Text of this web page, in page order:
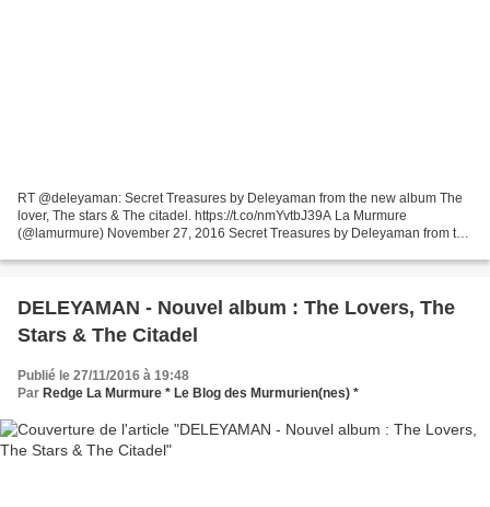
RT @deleyaman: Secret Treasures by Deleyaman from the new album The
lover, The stars & The citadel. https://t.co/nmYvtbJ39A La Murmure
(@lamurmure) November 27, 2016 Secret Treasures by Deleyaman from the
DELEYAMAN - Nouvel album : The Lovers, The
Stars & The Citadel
Publié le 27/11/2016 à 19:48
Par Redge La Murmure * Le Blog des Murmurien(nes) *